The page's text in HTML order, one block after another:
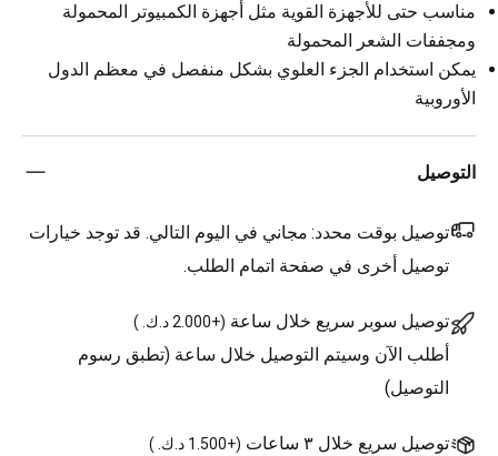
مناسب حتى للأجهزة القوية مثل أجهزة الكمبيوتر المحمولة
ومجففات الشعر المحمولة
يمكن استخدام الجزء العلوي بشكل منفصل في معظم الدول
الأوروبية
التوصيل
توصيل بوقت محدد: مجاني في اليوم التالي. قد توجد خيارات
توصيل أخرى في صفحة اتمام الطلب.
توصيل سوبر سريع خلال ساعة (+2.000 د.ك. )
أطلب الآن وسيتم التوصيل خلال ساعة (تطبق رسوم
التوصيل)
توصيل سريع خلال ٣ ساعات (+1.500 د.ك. )